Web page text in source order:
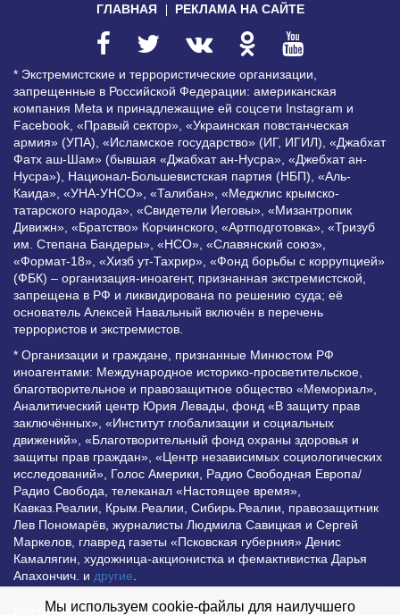
ГЛАВНАЯ РЕКЛАМА НА САЙТЕ
* Экстремистские и террористические организации,
запрещенные в Российской Федерации: американская
компания Meta и принадлежащие ей соцсети Instagram и
Facebook, «Правый сектор», «Украинская повстанческая
армия» (УПА), «Исламское государство» (ИГ, ИГИЛ), «Джабхат
Фатх аш-Шам» (бывшая «Джабхат ан-Нусра», «Джебхат ан-
Нусра»), Национал-Большевистская партия (НБП), «Аль-
Каида», «УНА-УНСО», «Талибан», «Меджлис крымско-
татарского народа», «Свидетели Иеговы», «Мизантропик
Дивижн», «Братство» Корчинского, «Артподготовка», «Тризуб
им. Степана Бандеры», «НСО», «Славянский союз»,
«Формат-18», «Хизб ут-Тахрир», «Фонд борьбы с коррупцией»
(ФБК) – организация-иноагент, признанная экстремистской,
запрещена в РФ и ликвидирована по решению суда; её
основатель Алексей Навальный включён в перечень
террористов и экстремистов.
* Организации и граждане, признанные Минюстом РФ
иноагентами: Международное историко-просветительское,
благотворительное и правозащитное общество «Мемориал»,
Аналитический центр Юрия Левады, фонд «В защиту прав
заключённых», «Институт глобализации и социальных
движений», «Благотворительный фонд охраны здоровья и
защиты прав граждан», «Центр независимых социологических
исследований», Голос Америки, Радио Свободная Европа/
Радио Свобода, телеканал «Настоящее время»,
Кавказ.Реалии, Крым.Реалии, Сибирь.Реалии, правозащитник
Лев Пономарёв, журналисты Людмила Савицкая и Сергей
Маркелов, главред газеты «Псковская губерния» Денис
Камалягин, художница-акционистка и фемактивистка Дарья
Апахончич. и другие
Все права защищены и охраняются законом. Любое
Мы используем cookie-файлы для наилучшего